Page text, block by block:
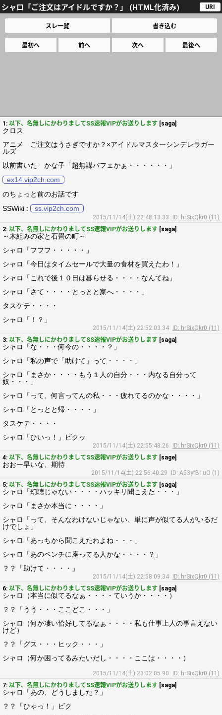
シャロ「ご注文はアイドルですか？」 (HTML化済み) URI
スレ一覧 書き込む
最初へ 前へ 次へ 最後へ
1: 以下、名無しにかわりましてSS速報VIPがお送りします [saga]
クロス
アニメ ご注文はうさぎですか？×アイドルマスターシンデレラガー
ルズ
以前書いた かな子「超無謀パフェかぁ・・・・・・」
ex14.vip2ch.com
のちょっと前のお話です
SSWiki :
ss.vip2ch.com
2015/11/14(土) 22:48:13.33
ID: hrSixQkr0 (11)
2: 以下、名無しにかわりましてSS速報VIPがお送りします [saga]
～木組みの家と石畳の町～
シャロ「フフフ・・・・・」
シャロ「今日はタイムセールで大量の食材を買えたわ！」
シャロ「これで後１０日は暮らせる・・・・なんてね」
シャロ「さて・・・・とっとと家へ・・・・」
タスケテ・・・・
シャロ「！？」
2015/11/14(土) 22:52:03.34
ID: hrSixQkr0 (11)
3: 以下、名無しにかわりましてSS速報VIPがお送りします [saga]
シャロ「な・・・何今の・・・・？」
シャロ「私の声で「助けて」って・・・・」
シャロ「まさか・・・・もう１人の自分・・・内なる自分って
奴・・・」
シャロ「って、何言ってんの私・・・疲れてるのかな・・・・」
シャロ「とっとと帰・・・・」
タスケテ・・・・
シャロ「ひいっ！」ビクッ
2015/11/14(土) 22:55:48.26
ID: hrSixQkr0 (11)
4: 以下、名無しにかわりましてSS速報VIPがお送りします [sage]
おおー早いな、期待
2015/11/14(土) 22:56:40.29
ID: A53yfB1uO (1)
5: 以下、名無しにかわりましてSS速報VIPがお送りします [saga]
シャロ「幻聴じゃない・・・・ハッキリ聞こえた・・・」
シャロ「まさか本当に・・・・」
シャロ「って、そんなわけないじゃない、単に声が似てる人がいるだ
けでしょ」
シャロ「あっちから聞こえたわよね・・・」
シャロ「あのベンチに座ってる人かな・・・・？」
？？「助けて・・・・」
2015/11/14(土) 22:58:09.34
ID: hrSixQkr0 (11)
6: 以下、名無しにかわりましてSS速報VIPがお送りします [saga]
シャロ（本当に似てるなぁ・・・・ていうか・・・・）
？？「うう・・・ここどこ・・・」
シャロ（何か凄い恰好してるなぁ・・・・私も仕事上人の事言えない
けど）
？？「グス・・・ヒック・・・」
シャロ（何か困ってるみたいだし・・・・ここは・・・・）
2015/11/14(土) 23:02:05.90
ID: hrSixQkr0 (11)
7: 以下、名無しにかわりましてSS速報VIPがお送りします [saga]
シャロ「あの、どうしました？」
？？「ひゃっ！」ビク